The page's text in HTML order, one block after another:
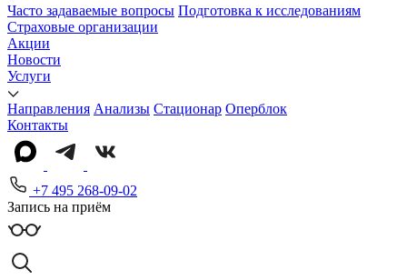
Часто задаваемые вопросы Подготовка к исследованиям
Страховые организации
Акции
Новости
Услуги
Направления Анализы Стационар Оперблок
Контакты
+7 495 268-09-02
Запись на приём